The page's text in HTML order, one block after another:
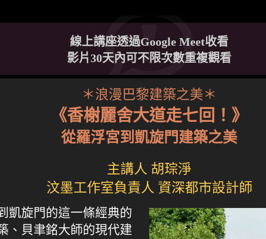
線上講座透過Google Meet收看
影片30天內可不限次數重複觀看
＊浪漫巴黎建築之美＊
《香榭麗舍大道走七回！》
從羅浮宮到凱旋門建築之美
主講人 胡琮淨
汶墨工作室負責人 資深都市設計師
凱旋門的這一條經典的
、貝聿銘大師的現代建